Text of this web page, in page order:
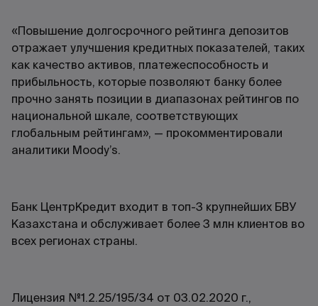
«Повышение долгосрочного рейтинга депозитов
отражает улучшения кредитных показателей, таких
как качество активов, платежеспособность и
прибыльность, которые позволяют банку более
прочно занять позиции в диапазонах рейтингов по
национальной шкале, соответствующих
глобальным рейтингам», — прокомментировали
аналитики Moody’s.
Банк ЦентрКредит входит в топ-3 крупнейших БВУ
Казахстана и обслуживает более 3 млн клиентов во
всех регионах страны.
Лицензия №1.2.25/195/34 от 03.02.2020 г.,